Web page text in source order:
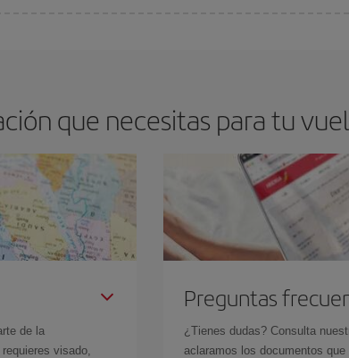
que necesitas para tu
de la
visado,
Preguntas
¿Tienes dudas? Consulta
aclaramos los documentos